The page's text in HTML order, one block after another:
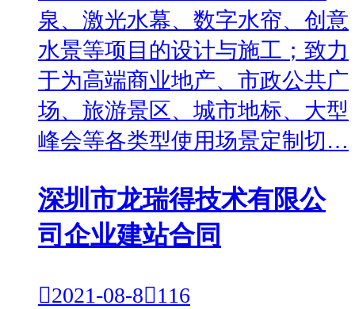
泉、激光水幕、数字水帘、创意
水景等项目的设计与施工；致力
于为高端商业地产、市政公共广
场、旅游景区、城市地标、大型
峰会等各类型使用场景定制切…
深圳市龙瑞得技术有限公
司企业建站合同
2021-08-8116